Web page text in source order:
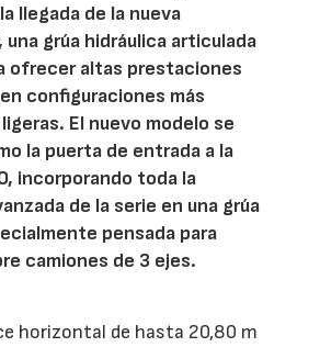
llegada de la nueva
una grúa hidráulica articulada
ofrecer altas prestaciones
configuraciones más
El nuevo modelo se
la puerta de entrada a la
incorporando toda la
de la serie en una grúa
pensada para
camiones de 3 ejes.
horizontal de hasta 20,80 m